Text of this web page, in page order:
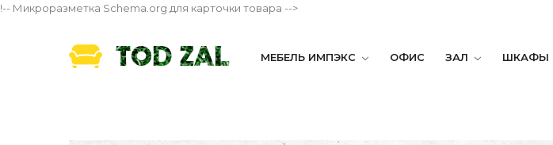
!-- Микроразметка Schema.org для карточки товара -->
МЕБЕЛЬ ИМПЭКС ОФИС ЗАЛ ШКАФЫ